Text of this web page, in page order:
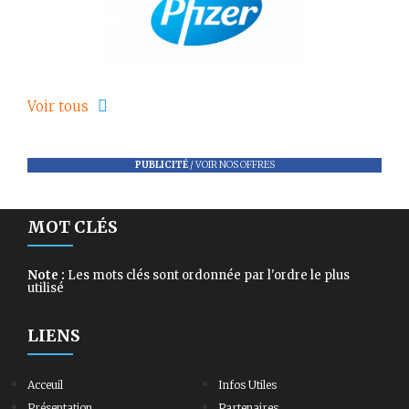
Voir tous
PUBLICITÉ/VOIR NOS OFFRES
MOT CLÉS
Note : Les mots clés sont ordonnée par l'ordre le plus
utilisé
LIENS
Acceuil
Infos Utiles